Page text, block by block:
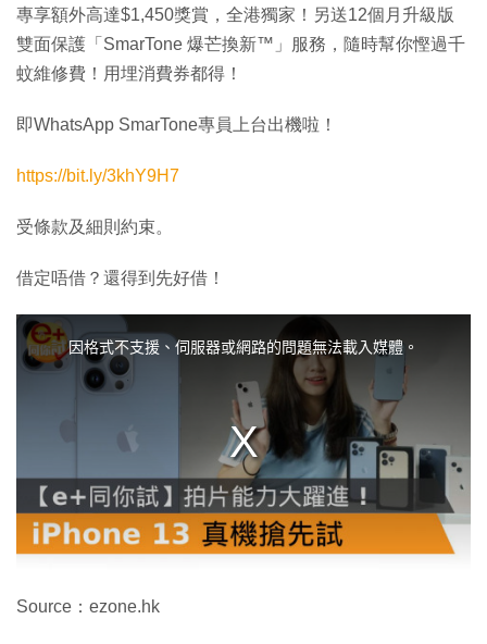
專享額外高達$1,450獎賞，全港獨家！另送12個月升級版
雙面保護「SmarTone 爆芒換新™️」服務，隨時幫你慳過千
蚊維修費！用埋消費券都得！
即WhatsApp SmarTone專員上台出機啦！
https://bit.ly/3khY9H7
受條款及細則約束。
借定唔借？還得到先好借！
T
d
.
因格式不支援、伺服器或網路的問題無法載入媒體。
Source：ezone.hk